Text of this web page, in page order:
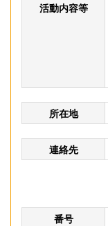
活動内容等
所在地
連絡先
番号